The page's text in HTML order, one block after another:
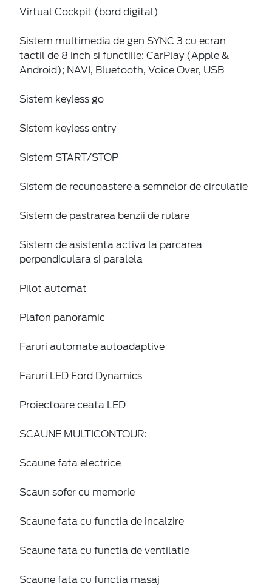
Virtual Cockpit (bord digital)
Sistem multimedia de gen SYNC 3 cu ecran
tactil de 8 inch si functiile: CarPlay (Apple &
Android); NAVI, Bluetooth, Voice Over, USB
Sistem keyless go
Sistem keyless entry
Sistem START/STOP
Sistem de recunoastere a semnelor de circulatie
Sistem de pastrarea benzii de rulare
Sistem de asistenta activa la parcarea
perpendiculara si paralela
Pilot automat
Plafon panoramic
Faruri automate autoadaptive
Faruri LED Ford Dynamics
Proiectoare ceata LED
SCAUNE MULTICONTOUR:
Scaune fata electrice
Scaun sofer cu memorie
Scaune fata cu functia de incalzire
Scaune fata cu functia de ventilatie
Scaune fata cu functia masaj